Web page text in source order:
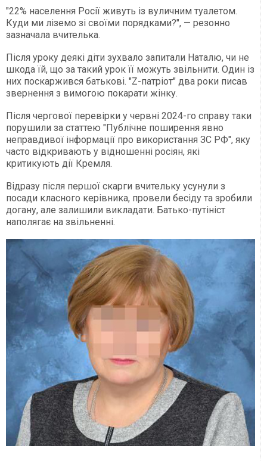
"22% населення Росії живуть із вуличним туалетом.
Куди ми ліземо зі своїми порядками?", — резонно
зазначала вчителька.
Після уроку деякі діти зухвало запитали Наталю, чи не
шкода їй, що за такий урок її можуть звільнити. Один із
них поскаржився батькові. "Z-патріот" два роки писав
звернення з вимогою покарати жінку.
Після чергової перевірки у червні 2024-го справу таки
порушили за статтею "Публічне поширення явно
неправдивої інформації про використання ЗС РФ", яку
часто відкривають у відношенні росіян, які
критикують дії Кремля.
Відразу після першої скарги вчительку усунули з
посади класного керівника, провели бесіду та зробили
догану, але залишили викладати. Батько-путініст
наполягає на звільненні.